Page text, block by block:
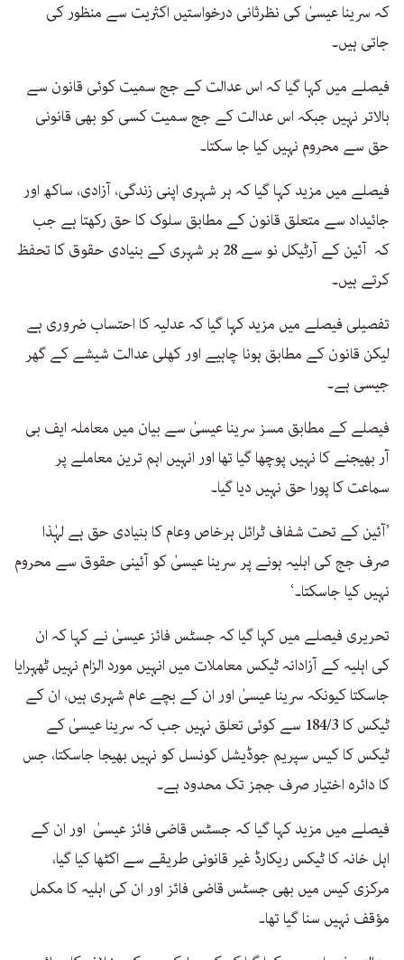
کہ سرینا عیسیٰ کی نظرثانی درخواستیں اکثریت سے منظور کی
جاتی ہیں۔
فیصلے میں کہا گیا کہ اس عدالت کے جج سمیت کوئی قانون سے
بالاتر نہیں جبکہ اس عدالت کے جج سمیت کسی کو بھی قانونی
حق سے محروم نہیں کیا جا سکتا۔
فیصلے میں مزید کہا گیا کہ ہر شہری اپنی زندگی، آزادی، ساکھ اور
جائیداد سے متعلق قانون کے مطابق سلوک کا حق رکھتا ہے جب
کہ آئین کے آرٹیکل نو سے 28 ہر شہری کے بنیادی حقوق کا تحفظ
کرتے ہیں۔
تفصیلی فیصلے میں مزید کہا گیا کہ عدلیہ کا احتساب ضروری ہے
لیکن قانون کے مطابق ہونا چاہیے اور کھلی عدالت شیشے کے گھر
جیسی ہے۔
فیصلے کے مطابق مسز سرینا عیسیٰ سے بیان میں معاملہ ایف بی
آر بھیجنے کا نہیں پوچھا گیا تھا اور انہیں اہم ترین معاملے پر
سماعت کا پورا حق نہیں دیا گیا۔
’آئین کے تحت شفاف ٹرائل ہرخاص وعام کا بنیادی حق ہے لہٰذا
صرف جج کی اہلیہ ہونے پر سرینا عیسیٰ کو آئینی حقوق سے محروم
نہیں کیا جاسکتا۔‘
تحریری فیصلے میں کہا گیا کہ جسٹس فائز عیسیٰ نے کہا کہ ان
کی اہلیہ کے آزادانہ ٹیکس معاملات میں انہیں مورد الزام نہیں ٹھہرایا
جاسکتا کیونکہ سرینا عیسیٰ اور ان کے بچے عام شہری ہیں، ان کے
ٹیکس کا 184/3 سے کوئی تعلق نہیں جب کہ سرینا عیسیٰ کے
ٹیکس کا کیس سپریم جوڈیشل کونسل کو نہیں بھیجا جاسکتا، جس
کا دائرہ اختیار صرف ججز تک محدود ہے۔
فیصلے میں مزید کہا گیا کہ جسٹس قاضی فائز عیسیٰ اور ان کے
اہل خانہ کا ٹیکس ریکارڈ غیر قانونی طریقے سے اکٹھا کیا گیا،
مرکزی کیس میں بھی جسٹس قاضی فائز اور ان کی اہلیہ کا مکمل
مؤقف نہیں سنا گیا تھا۔